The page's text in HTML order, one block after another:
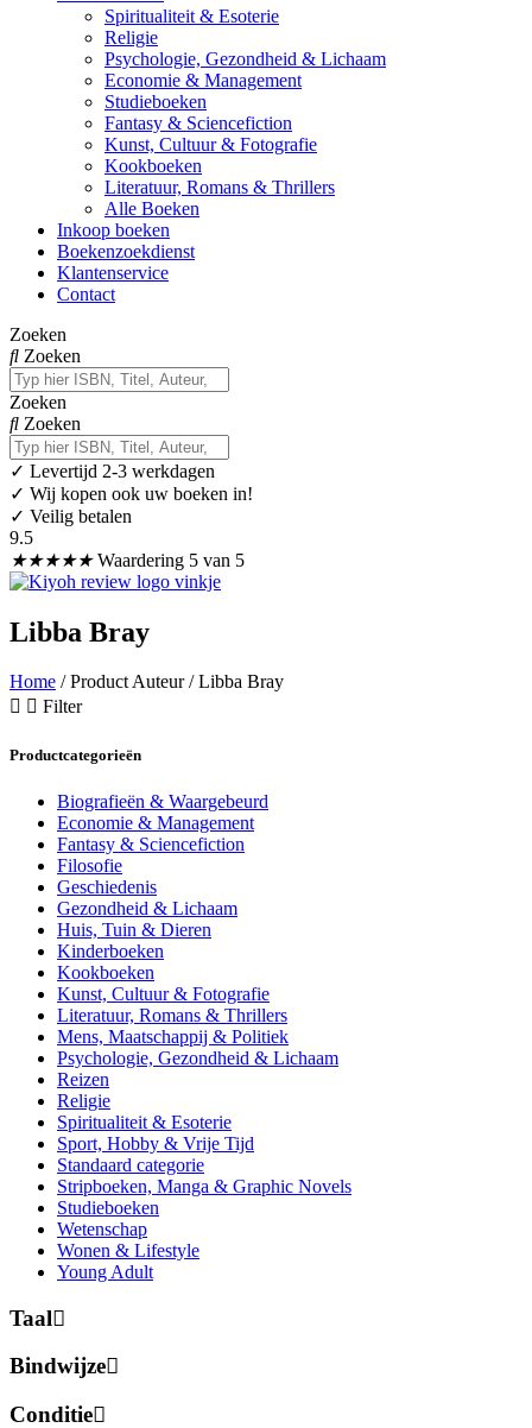
Spiritualiteit & Esoterie
Religie
Psychologie, Gezondheid & Lichaam
Economie & Management
Studieboeken
Fantasy & Sciencefiction
Kunst, Cultuur & Fotografie
Kookboeken
Literatuur, Romans & Thrillers
Alle Boeken
Inkoop boeken
Boekenzoekdienst
Klantenservice
Contact
Zoeken
Zoeken
Zoeken
Zoeken
✓ Levertijd 2-3 werkdagen
✓ Wij kopen ook uw boeken in!
✓ Veilig betalen
9.5
★★★★★ Waardering 5 van 5
Libba Bray
Home / Product Auteur / Libba Bray
Filter
Productcategorieën
Biografieën & Waargebeurd
Economie & Management
Fantasy & Sciencefiction
Filosofie
Geschiedenis
Gezondheid & Lichaam
Huis, Tuin & Dieren
Kinderboeken
Kookboeken
Kunst, Cultuur & Fotografie
Literatuur, Romans & Thrillers
Mens, Maatschappij & Politiek
Psychologie, Gezondheid & Lichaam
Reizen
Religie
Spiritualiteit & Esoterie
Sport, Hobby & Vrije Tijd
Standaard categorie
Stripboeken, Manga & Graphic Novels
Studieboeken
Wetenschap
Wonen & Lifestyle
Young Adult
Taal
Bindwijze
Conditie